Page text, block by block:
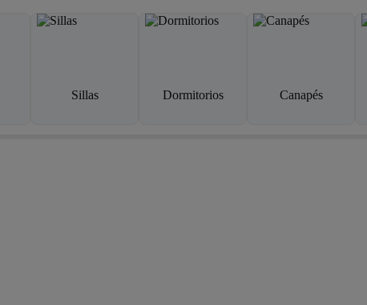
Sillas Dormitorios Canapés